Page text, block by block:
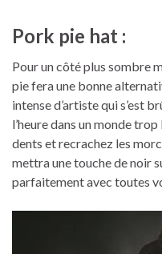
Pork pie hat :
Pour un côté plus sombre
pie fera une bonne
intense d’artiste qui s’est
l’heure dans un monde
dents et recrachez les
mettra une touche de noir
parfaitement avec toutes